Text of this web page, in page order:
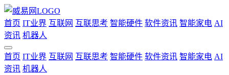
首页 IT业界 互联网 互联思考 智能硬件 软件资讯 智能家电 AI
资讯 机器人
首页 IT业界 互联网 互联思考 智能硬件 软件资讯 智能家电 AI
资讯 机器人